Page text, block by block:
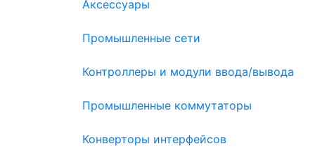
Аксессуары
Промышленные сети
Контроллеры и модули ввода/вывода
Промышленные коммутаторы
Конверторы интерфейсов